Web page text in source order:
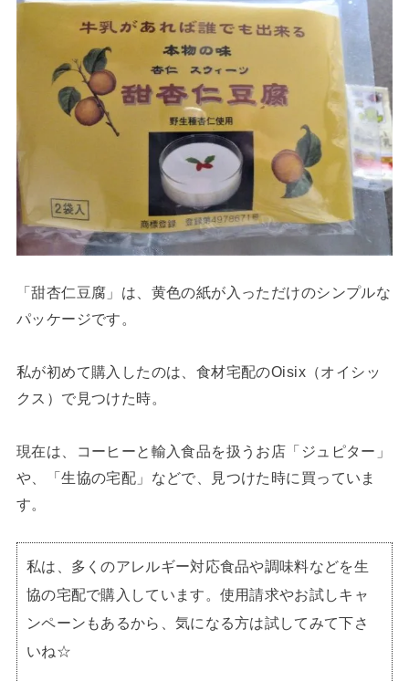
「甜杏仁豆腐」は、黄色の紙が入っただけのシンプルな
パッケージです。
私が初めて購入したのは、食材宅配のOisix（オイシッ
クス）で見つけた時。
現在は、コーヒーと輸入食品を扱うお店「ジュピター」
や、「生協の宅配」などで、見つけた時に買っていま
す。
私は、多くのアレルギー対応食品や調味料などを生
協の宅配で購入しています。使用請求やお試しキャ
ンペーンもあるから、気になる方は試してみて下さ
いね☆